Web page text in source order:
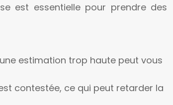
est essentielle pour prendre des
estimation trop haute peut vous
contestée, ce qui peut retarder la